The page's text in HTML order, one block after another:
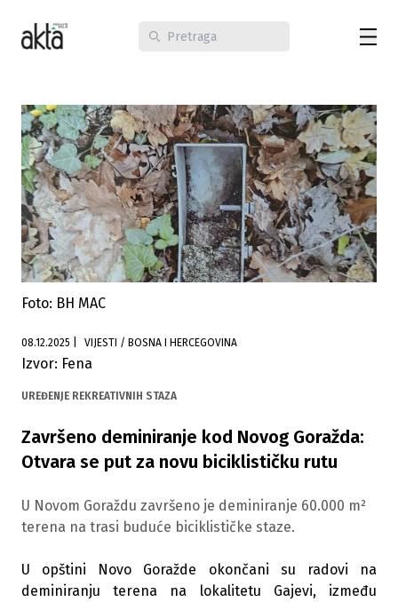
Foto: BH MAC
08.12.2025 VIJESTI / BOSNA I HERCEGOVINA
Izvor: Fena
UREĐENJE REKREATIVNIH STAZA
Završeno deminiranje kod Novog Goražda:
Otvara se put za novu biciklističku rutu
U Novom Goraždu završeno je deminiranje 60.000 m²
terena na trasi buduće biciklističke staze.
U opštini Novo Goražde okončani su radovi na
deminiranju terena na lokalitetu Gajevi, između